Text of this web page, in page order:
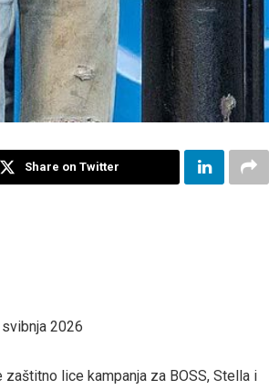
Share on Twitter
svibnja 2026
lice kampanja za BOSS, Stella i